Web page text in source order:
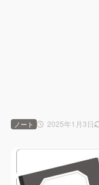
2025年1月3日
ノート